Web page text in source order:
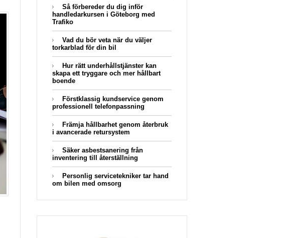
Så förbereder du dig inför
handledarkursen i Göteborg med
Trafiko
Vad du bör veta när du väljer
torkarblad för din bil
Hur rätt underhållstjänster kan
skapa ett tryggare och mer hållbart
boende
Förstklassig kundservice genom
professionell telefonpassning
Främja hållbarhet genom återbruk
i avancerade retursystem
Säker asbestsanering från
inventering till återställning
Personlig servicetekniker tar hand
om bilen med omsorg